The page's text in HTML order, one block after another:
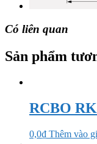
Có liên quan
Sản phẩm
RCBO
0,0₫ Thêm vào